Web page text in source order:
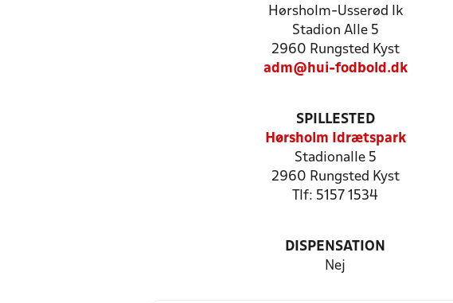
Hørsholm-Usserød Ik
Stadion Alle 5
2960 Rungsted Kyst
adm@hui-fodbold.dk
SPILLESTED
Hørsholm Idrætspark
Stadionalle 5
2960 Rungsted Kyst
Tlf: 5157 1534
DISPENSATION
Nej